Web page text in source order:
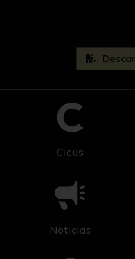
Cicus
Noticias